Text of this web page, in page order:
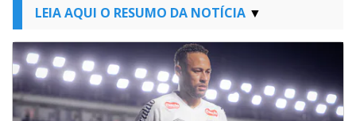
LEIA AQUI O RESUMO DA NOTÍCIA